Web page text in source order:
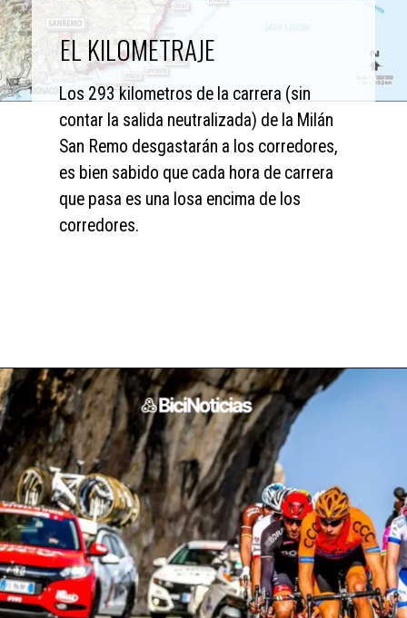
Los 293 kilometros de la carrera (sin
contar la salida neutralizada) de la Milán
San Remo desgastarán a los corredores,
es bien sabido que cada hora de carrera
que pasa es una losa encima de los
corredores.
EL KILOMETRAJE